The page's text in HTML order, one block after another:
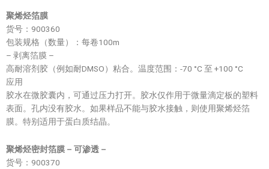
聚烯烃箔膜
货号：900360
包装规格（数量）：每卷100m
– 剥离箔膜 –
高耐溶剂胶（例如耐DMSO）粘合。温度范围：-70 °C 至 +100 °C
应用
胶水在微胶囊内，可通过压力打开。胶水仅作用于微量滴定板的塑料
表面。孔内没有胶水。如果样品不能与胶水接触，则使用聚烯烃箔
膜。特别适用于蛋白质结晶。
聚烯烃密封箔膜 – 可渗透 –
货号：900370